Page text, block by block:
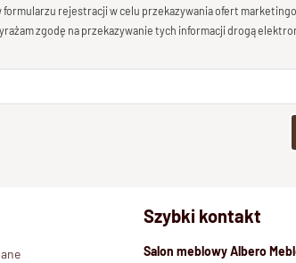
rejestracji w celu przekazywania ofert
zgodę na przekazywanie tych informacji drogą
Szybki kontakt
Salon meblowy Albero